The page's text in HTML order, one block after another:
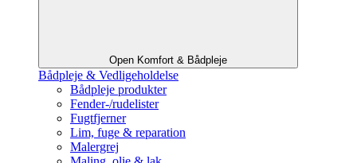
Open Komfort & Bådpleje
Bådpleje & Vedligeholdelse
Bådpleje produkter
Fender-/rudelister
Fugtfjerner
Lim, fuge & reparation
Malergrej